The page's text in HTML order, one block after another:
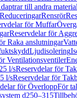
till andra material
ReduceringarRensrör
för Muffar
Reservdelar för
Raka anslutningar
Ljudisolering
Ventilationsventiler
l/sReservdelar för
l/sReservdelar för
för ÖverloppFör
d250–315